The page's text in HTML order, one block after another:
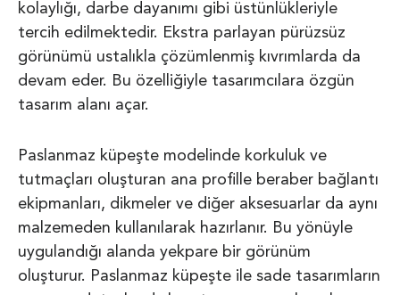
kolaylığı, darbe dayanımı gibi üstünlükleriyle
tercih edilmektedir. Ekstra parlayan pürüzsüz
görünümü ustalıkla çözümlenmiş kıvrımlarda da
devam eder. Bu özelliğiyle tasarımcılara özgün
tasarım alanı açar.
Paslanmaz küpeşte modelinde korkuluk ve
tutmaçları oluşturan ana profille beraber bağlantı
ekipmanları, dikmeler ve diğer aksesuarlar da aynı
malzemeden kullanılarak hazırlanır. Bu yönüyle
uygulandığı alanda yekpare bir görünüm
oluşturur. Paslanmaz küpeşte ile sade tasarımların